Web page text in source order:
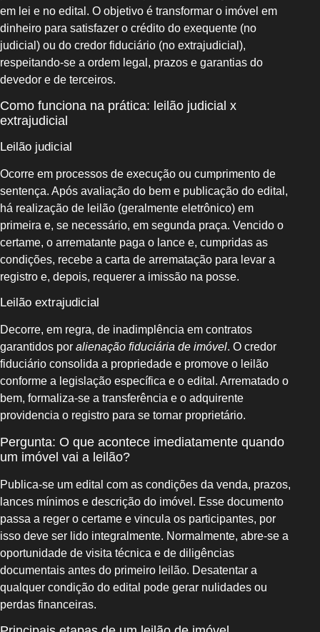
em lei e no edital. O objetivo é transformar o imóvel em
dinheiro para satisfazer o crédito do exequente (no
judicial) ou do credor fiduciário (no extrajudicial),
respeitando-se a ordem legal, prazos e garantias do
devedor e de terceiros.
Como funciona na prática: leilão judicial x
extrajudicial
Leilão judicial
Ocorre em processos de execução ou cumprimento de
sentença. Após avaliação do bem e publicação do edital,
há realização de leilão (geralmente eletrônico) em
primeira e, se necessário, em segunda praça. Vencido o
certame, o arrematante paga o lance e, cumpridas as
condições, recebe a carta de arrematação para levar a
registro e, depois, requerer a imissão na posse.
Leilão extrajudicial
Decorre, em regra, de inadimplência em contratos
garantidos por alienação fiduciária de imóvel. O credor
fiduciário consolida a propriedade e promove o leilão
conforme a legislação específica e o edital. Arrematado o
bem, formaliza-se a transferência e o adquirente
providencia o registro para se tornar proprietário.
Pergunta: O que acontece imediatamente quando
um imóvel vai a leilão?
Publica-se um edital com as condições da venda, prazos,
lances mínimos e descrição do imóvel. Esse documento
passa a reger o certame e vincula os participantes, por
isso deve ser lido integralmente. Normalmente, abre-se a
oportunidade de visita técnica e de diligências
documentais antes do primeiro leilão. Desatentar a
qualquer condição do edital pode gerar nulidades ou
perdas financeiras.